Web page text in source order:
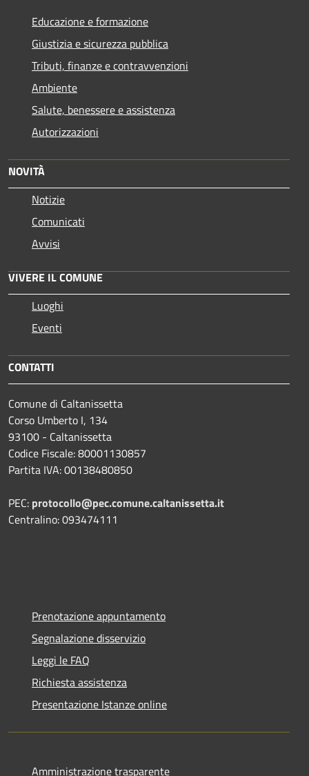
Educazione e formazione
Giustizia e sicurezza pubblica
Tributi, finanze e contravvenzioni
Ambiente
Salute, benessere e assistenza
Autorizzazioni
NOVITÀ
Notizie
Comunicati
Avvisi
VIVERE IL COMUNE
Luoghi
Eventi
CONTATTI
Comune di Caltanissetta
Corso Umberto I, 134
93100 - Caltanissetta
Codice Fiscale: 80001130857
Partita IVA: 00138480850
PEC: protocollo@pec.comune.caltanissetta.it
Centralino: 093474111
Prenotazione appuntamento
Segnalazione disservizio
Leggi le FAQ
Richiesta assistenza
Presentazione Istanze online
Amministrazione trasparente